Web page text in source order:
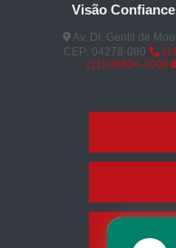
Visão
Av. Dr. Gentil de
CEP: 04278-080
(11) 98504-2000